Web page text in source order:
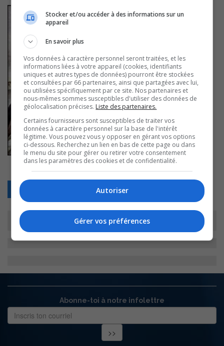
Abonne-toi à notre infolettre
Stocker et/ou accéder à des informations sur un
appareil
En savoir plus
Vos données à caractère personnel seront traitées, et les
informations liées à votre appareil (cookies, identifiants
uniques et autres types de données) pourront être stockées
et consultées par 66 partenaires, ainsi que partagées avec lui,
ou utilisées spécifiquement par ce site. Nos partenaires et
nous-mêmes sommes susceptibles d'utiliser des données de
géolocalisation précises. Liste des partenaires.
Certains fournisseurs sont susceptibles de traiter vos
données à caractère personnel sur la base de l'intérêt
légitime. Vous pouvez vous y opposer en gérant vos options
ci-dessous. Recherchez un lien en bas de cette page ou dans
le menu du site pour gérer ou retirer votre consentement
dans les paramètres des cookies et de confidentialité.
Autoriser
Gérer vos préférences